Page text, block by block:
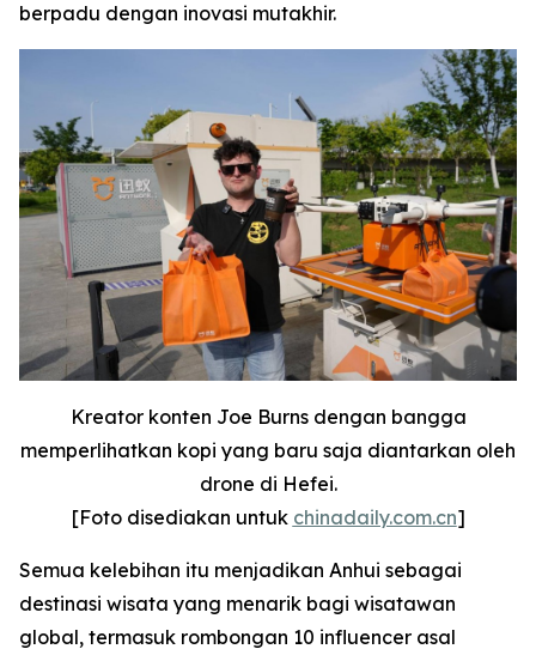
berpadu dengan inovasi mutakhir.
Kreator konten Joe Burns dengan bangga
memperlihatkan kopi yang baru saja diantarkan oleh
drone di Hefei.
[Foto disediakan untuk chinadaily.com.cn]
Semua kelebihan itu menjadikan Anhui sebagai
destinasi wisata yang menarik bagi wisatawan
global, termasuk rombongan 10 influencer asal